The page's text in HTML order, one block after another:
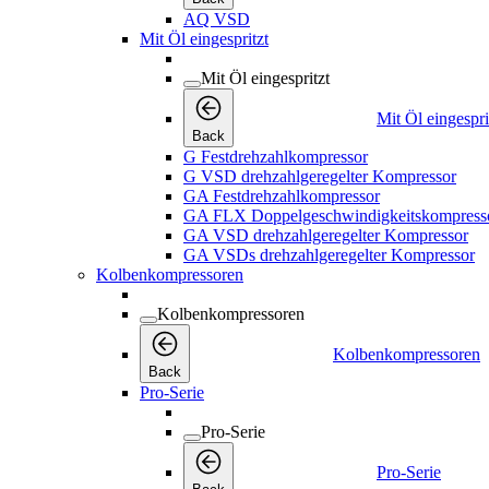
AQ VSD
Mit Öl eingespritzt
Mit Öl eingespritzt
Back
Mit Öl
G Festdrehzahlkompressor
G VSD drehzahlgeregelter Kompressor
GA Festdrehzahlkompressor
GA FLX
GA VSD drehzahlgeregelter Kompressor
GA VSDs drehzahlgeregelter Kompressor
Kolbenkompressoren
Kolbenkompressoren
Back
Kolbenkompressoren
Pro-Serie
Pro-Serie
Pro-Serie